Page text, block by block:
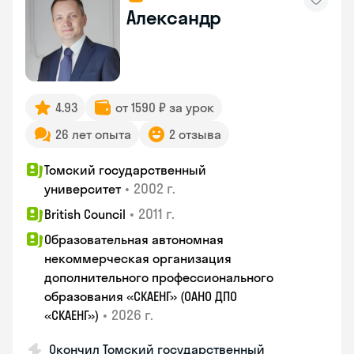
Александр
4.93
от 1590 ₽ за урок
26 лет опыта
2 отзыва
Томский государственный
университет • 2002 г.
British Council • 2011 г.
Образовательная автономная
некоммерческая организация
дополнительного профессионального
образования «СКАЕНГ» (ОАНО ДПО
«СКАЕНГ») • 2026 г.
Окончил Томский государственный